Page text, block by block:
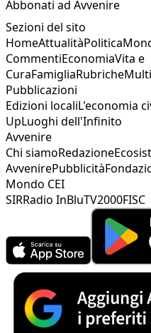
Abbonati ad Avvenire
Sezioni del sito
HomeAttualitàPolitica
CommentiEconomiaVita e
CuraFamigliaRubriche
Pubblicazioni
Edizioni localiL'economia
UpLuoghi dell'Infinito
Avvenire
Chi siamoRedazione
AvvenirePubblicità
Mondo CEI
SIRRadio InBluTV2000FISC